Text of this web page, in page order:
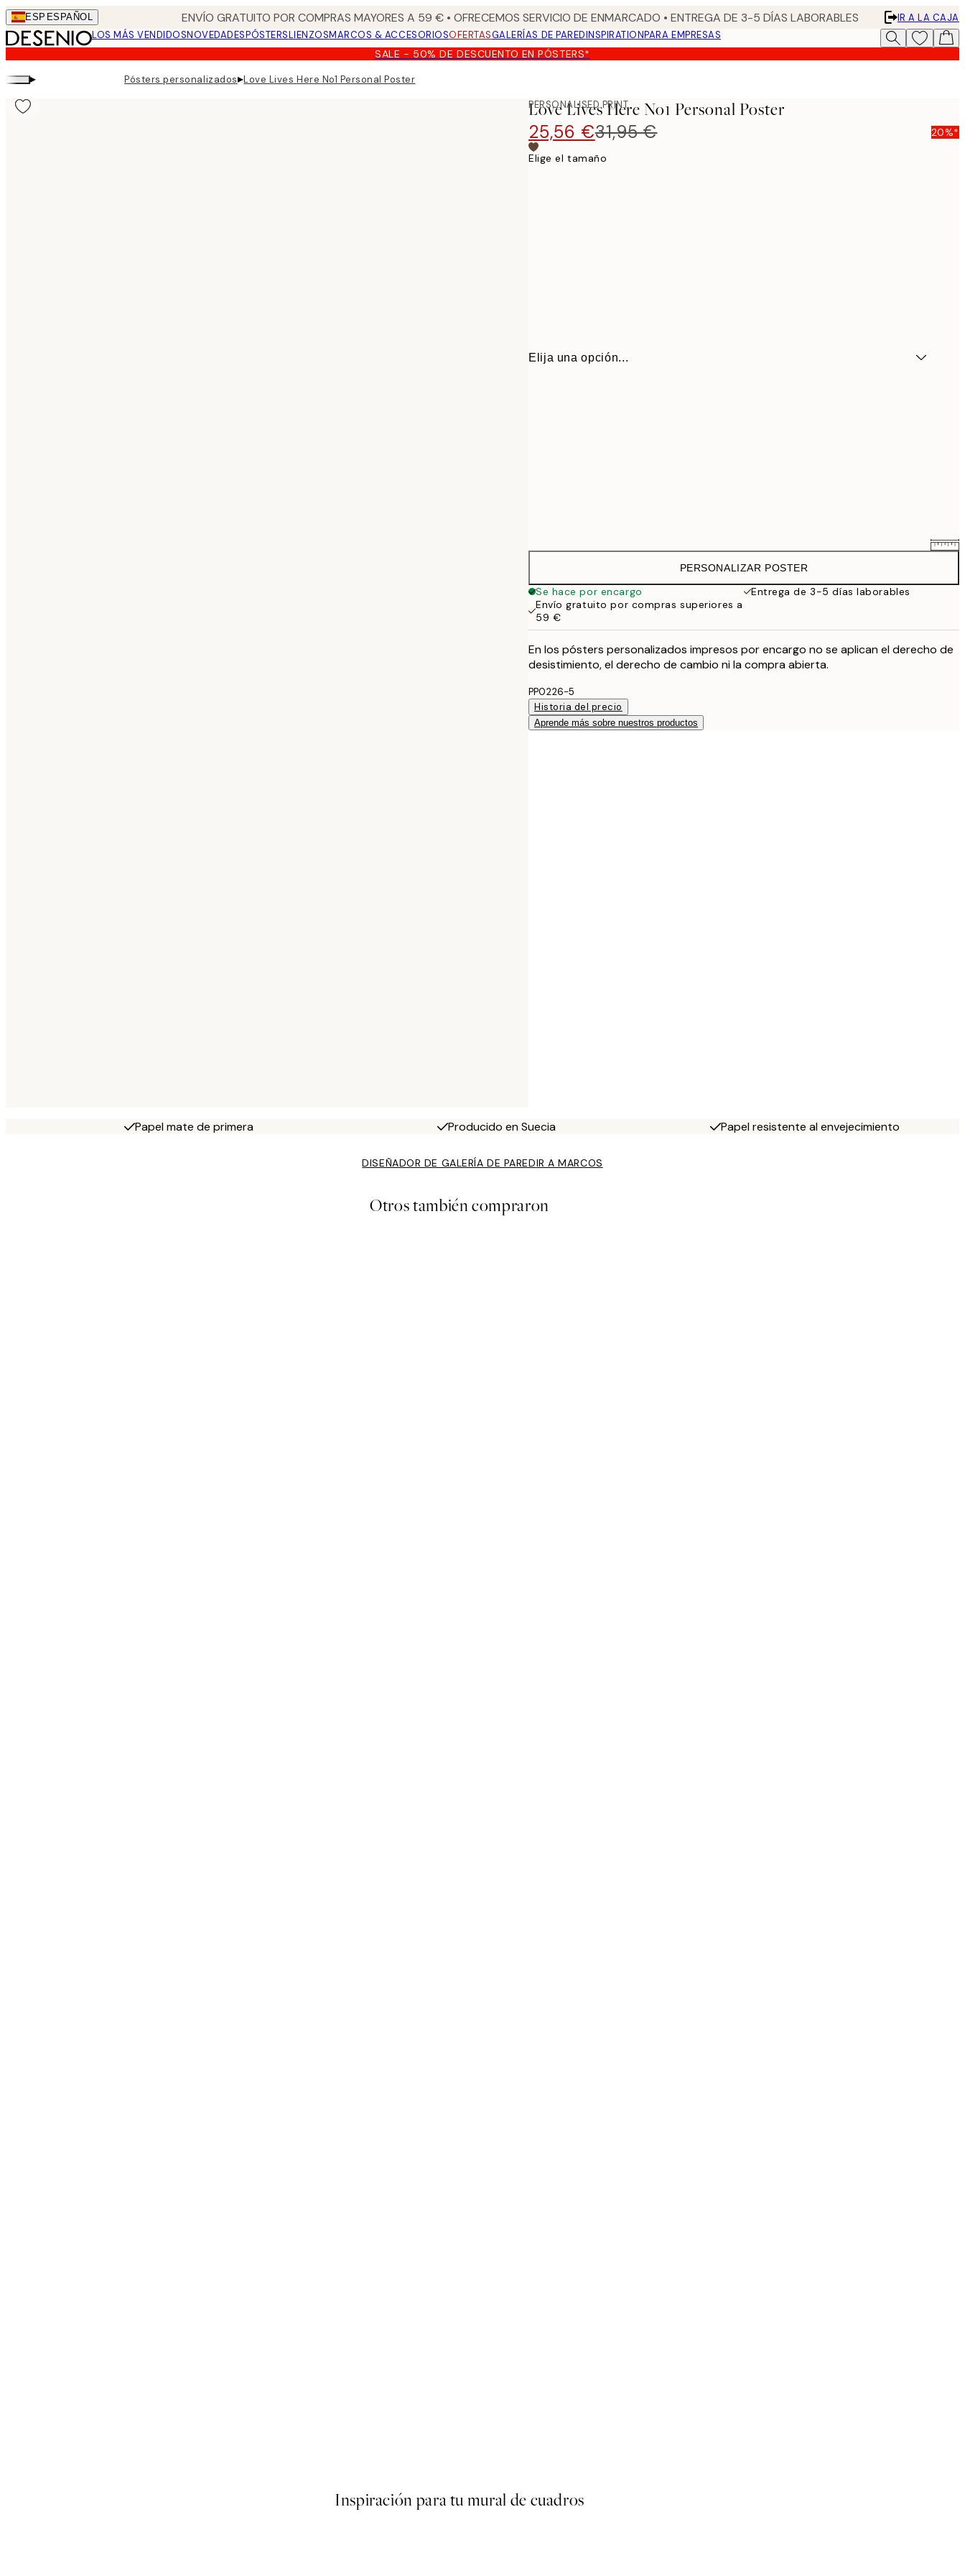
Skip
to
main
content.
ESP ESPAÑOL ENVÍO GRATUITO POR COMPRAS MAYORES A 59 € • OFRECEMOS SERVICIO DE ENMARCADO • ENTREGA DE 3-5 DÍAS LABORABLES
IR A LA CAJA
LOS MÁS VENDIDOSNOVEDADESPÓSTERSLIENZOSMARCOS & ACCESORIOSOFERTASGALERÍAS DE PAREDINSPIRATIONPARA EMPRESAS
SALE - 50% DE DESCUENTO EN PÓSTERS*
▸ Pósters personalizados▸Love Lives Here No1 Personal Poster
PERSONALISED PRINT
Love Lives Here No1 Personal Poster
25,56 €31,95 € 20%*
Elige el tamaño
Elija una opción...
31,95 €
50x70 cm
PERSONALIZAR POSTER
Se hace por encargo
Entrega de 3-5 días laborables
Envío gratuito por compras superiores a
59 €
En los pósters personalizados impresos por encargo no se aplican el derecho de
desistimiento, el derecho de cambio ni la compra abierta.
PP0226-5
Historia del precio
Aprende más sobre nuestros productos
Papel mate de primera Producido en Suecia Papel resistente al envejecimiento
DISEÑADOR DE GALERÍA DE PAREDIR A MARCOS
Otros también compraron
Inspiración para tu mural de cuadros